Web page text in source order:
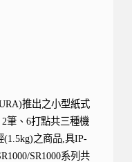
推出之小型紙式
筆、6打點共三種機
(1.5kg)之商品,具IP-
SR1000系列共